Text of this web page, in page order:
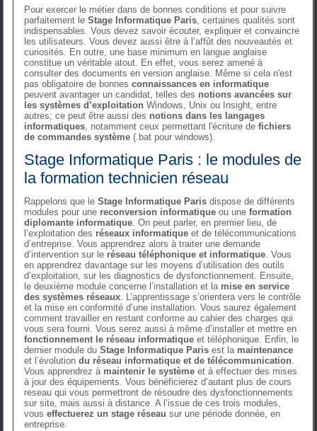
Pour exercer le métier dans de bonnes conditions et pour suivre
parfaitement leStage Informatique Paris, certaines qualités sont
indispensables. Vous devez savoir écouter, expliquer et convaincre
les utilisateurs. Vous devez aussi être à l’affût des nouveautés et
curiosités. En outre, une base minimum en langue anglaise
constitue un véritable atout. En effet, vous serez amené à
consulter des documents en version anglaise. Même si cela n'est
pas obligatoire de bonnesconnaissances en informatique
peuvent avantager un candidat, telles des notions avancées sur
les systèmes d’exploitation Windows, Unix ou Insight, entre
autres; ce peut être aussi des notions dans les langages
informatiques, notamment ceux permettant l'écriture defichiers
de commandes système (.bat pour windows).
Stage Informatique Paris : le modules de
la formation technicien réseau
Rappelons que leStage Informatique Paris dispose de différents
modules pour une reconversion informatique ou uneformation
diplomante informatique. On peut parler, en premier lieu, de
l’exploitation des réseaux informatique et de télécommunications
d’entreprise. Vous apprendrez alors à traiter une demande
d’intervention sur le réseau téléphonique et informatique. Vous
en apprendrez davantage sur les moyens d’utilisation des outils
d’exploitation, sur les diagnostics de dysfonctionnement. Ensuite,
le deuxième module concerne l’installation et la mise en service
des systèmes réseaux. L’apprentissage s’orientera vers le contrôle
et la mise en conformité d’une installation. Vous saurez également
comment travailler en restant conforme au cahier des charges qui
vous sera fourni. Vous serez aussi à même d’installer et mettre en
fonctionnement le réseau informatique et téléphonique. Enfin, le
dernier module duStage Informatique Paris est la maintenance
et l’évolutiondu réseau informatique et de télécommunication.
Vous apprendrez à maintenir le système et à effectuer des mises
à jour des équipements. Vous bénéficierez d’autant plus de cours
reseau qui vous permettront de résoudre des dysfonctionnements
sur site, mais aussi à distance. A l’issue de ces trois modules,
vouseffectuerez un stage réseau sur une période donnée, en
entreprise.